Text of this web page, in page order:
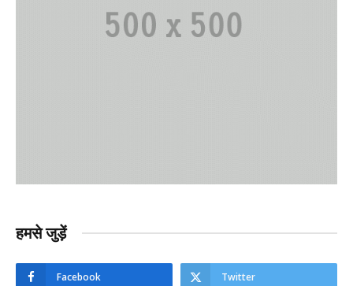
हमसे जुड़ें
Facebook Twitter